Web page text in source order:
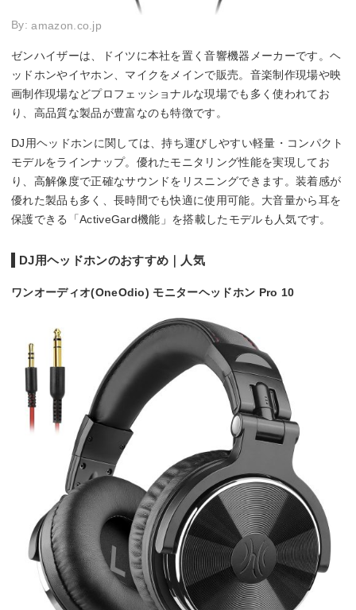
By:amazon.co.jp
ゼンハイザーは、ドイツに本社を置く音響機器メーカーです。ヘ
ッドホンやイヤホン、マイクをメインで販売。音楽制作現場や映
画制作現場などプロフェッショナルな現場でも多く使われてお
り、高品質な製品が豊富なのも特徴です。
DJ用ヘッドホンに関しては、持ち運びしやすい軽量・コンパクト
モデルをラインナップ。優れたモニタリング性能を実現してお
り、高解像度で正確なサウンドをリスニングできます。装着感が
優れた製品も多く、長時間でも快適に使用可能。大音量から耳を
保護できる「ActiveGard機能」を搭載したモデルも人気です。
DJ用ヘッドホンのおすすめ｜人気
ワンオーディオ(OneOdio) モニターヘッドホン Pro 10